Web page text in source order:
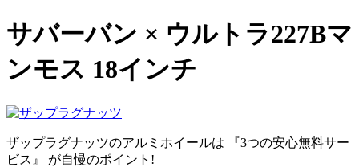
サバーバン × ウルトラ227Bマ
ンモス 18インチ
ザップラグナッツのアルミホイールは
『3つの安心無料サー
ビス』 が自慢のポイント!